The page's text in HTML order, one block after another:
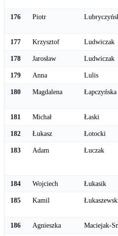
176 Piotr
177 Krzysztof Ludwiczak
178 Jarosław Ludwiczak
179 Anna Lulis
180 Magdalena Łapczyńska
181 Michał Łaski
182 Łukasz Łotocki
183 Adam Łuczak
184 Wojciech Łukasik
185 Kamil
186 Agnieszka Maciejak-